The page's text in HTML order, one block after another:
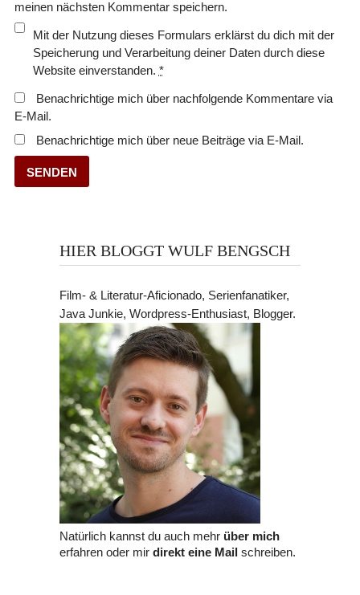
meinen nächsten Kommentar speichern.
Mit der Nutzung dieses Formulars erklärst du dich mit der
Speicherung und Verarbeitung deiner Daten durch diese
Website einverstanden. *
Benachrichtige mich über nachfolgende Kommentare via
E-Mail.
Benachrichtige mich über neue Beiträge via E-Mail.
HIER BLOGGT WULF BENGSCH
Film- & Literatur-Aficionado, Serienfanatiker,
Java Junkie, Wordpress-Enthusiast, Blogger.
Natürlich kannst du auch mehr über mich
erfahren oder mir direkt eine Mail schreiben.